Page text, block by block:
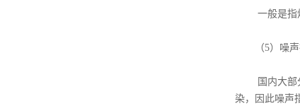
一般是指烟
（5）噪声
国内大部分
染，因此噪声